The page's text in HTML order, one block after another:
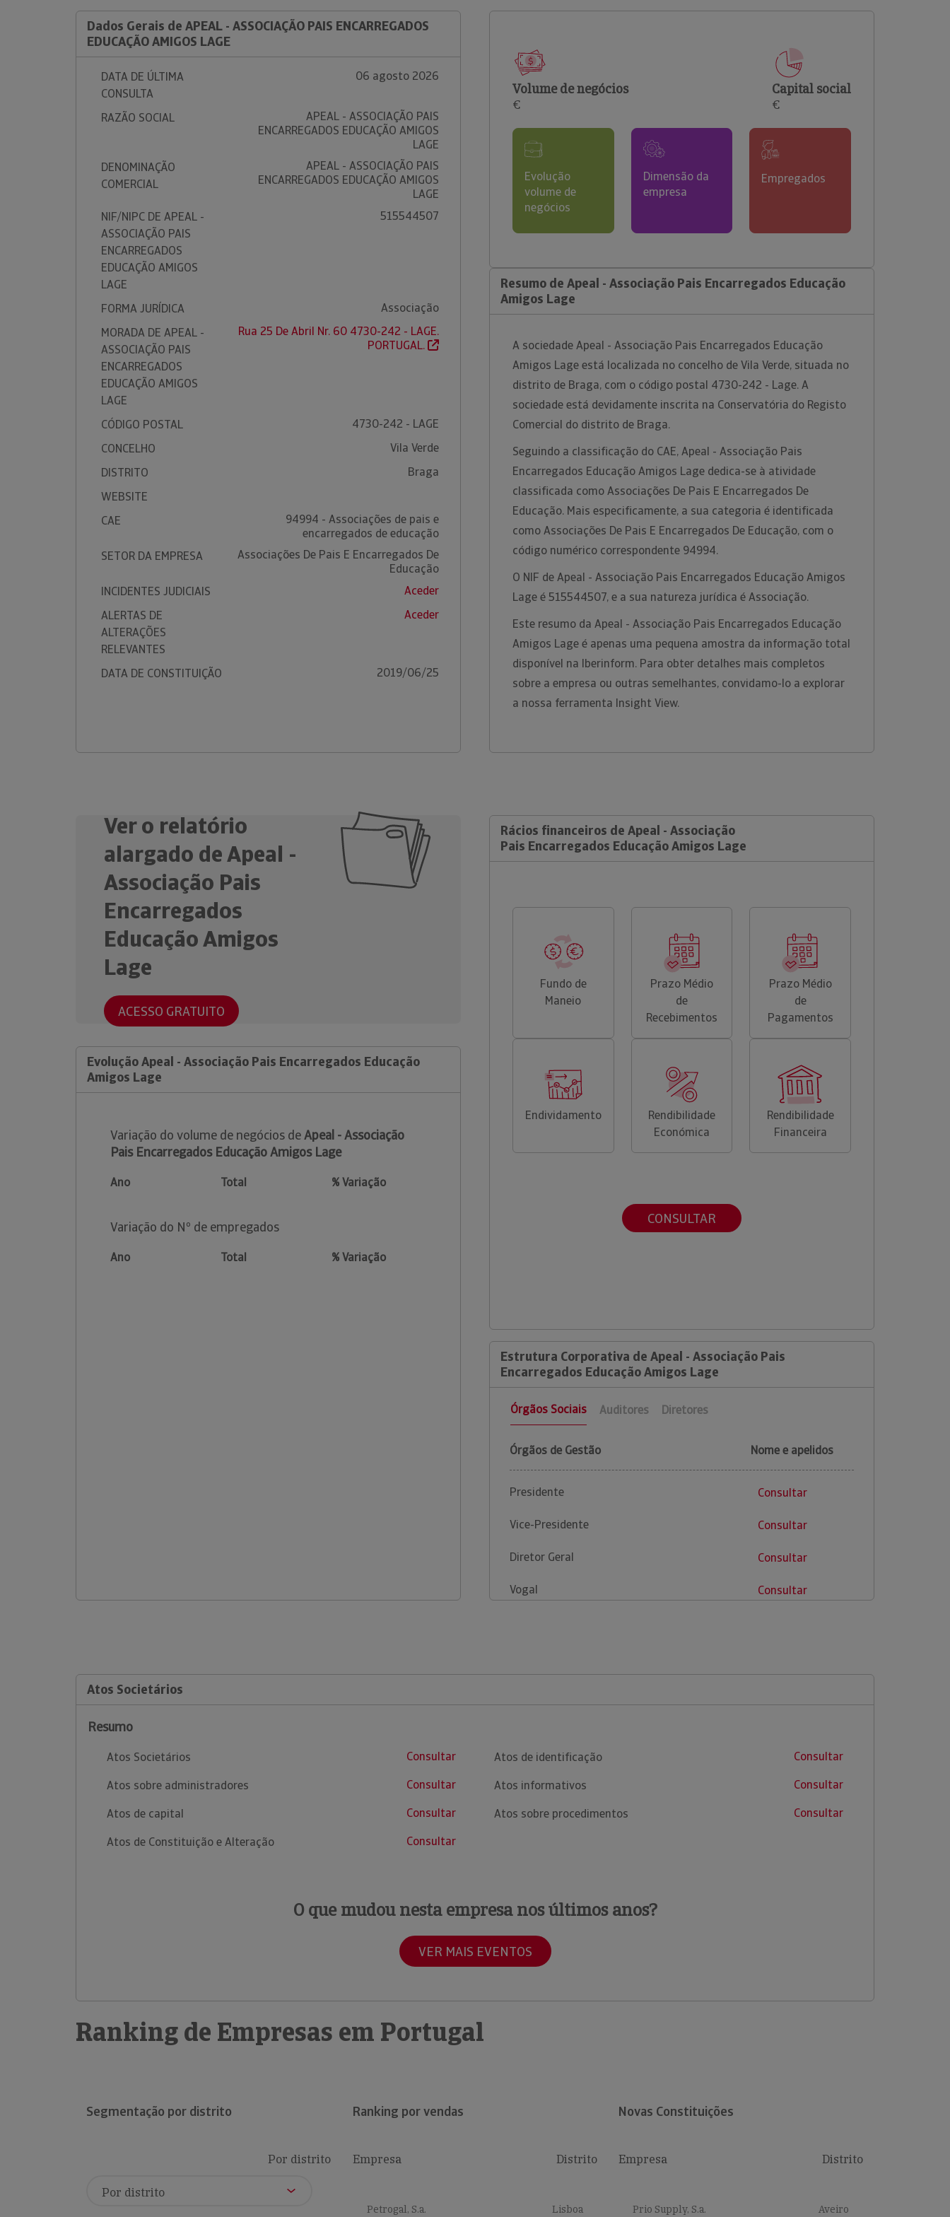
comerciais e analisar o risco de incumprimento dos
Dados Gerais de APEAL - ASSOCIAÇÃO PAIS ENCARREGADOS
EDUCAÇÃO AMIGOS LAGE
DATA DE ÚLTIMA
CONSULTA
06 agosto 2026
RAZÃO SOCIAL
APEAL - ASSOCIAÇÃO PAIS
ENCARREGADOS EDUCAÇÃO AMIGOS
LAGE
DENOMINAÇÃO
COMERCIAL
APEAL - ASSOCIAÇÃO PAIS
ENCARREGADOS EDUCAÇÃO AMIGOS
LAGE
NIF/NIPC DE APEAL -
ASSOCIAÇÃO PAIS
ENCARREGADOS
EDUCAÇÃO AMIGOS
LAGE
515544507
FORMA JURÍDICA
Associação
MORADA DE APEAL -
ASSOCIAÇÃO PAIS
ENCARREGADOS
EDUCAÇÃO AMIGOS
LAGE
Rua 25 De Abril Nr. 60 4730-242 - LAGE.
PORTUGAL.
CÓDIGO POSTAL
4730-242 - LAGE
CONCELHO
Vila Verde
DISTRITO
Braga
WEBSITE
CAE
94994 - Associações de pais e
encarregados de educação
SETOR DA EMPRESA
Associações De Pais E Encarregados De
Educação
INCIDENTES JUDICIAIS
Aceder
ALERTAS DE
ALTERAÇÕES
RELEVANTES
Aceder
DATA DE CONSTITUIÇÃO 2019/06/25
Volume de negócios
€
Capital social
€
Evolução
volume de
negócios
Dimensão da
empresa
Empregados
Resumo de Apeal - Associação Pais Encarregados Educação
Amigos Lage
A sociedade Apeal - Associação Pais Encarregados Educação
Amigos Lage está localizada no concelho de Vila Verde, situada no
distrito de Braga, com o código postal 4730-242 - Lage. A
sociedade está devidamente inscrita na Conservatória do Registo
Comercial do distrito de Braga.
Seguindo a classificação do CAE, Apeal - Associação Pais
Encarregados Educação Amigos Lage dedica-se à atividade
classificada como Associações De Pais E Encarregados De
Educação. Mais especificamente, a sua categoria é identificada
como Associações De Pais E Encarregados De Educação, com o
código numérico correspondente 94994.
O NIF de Apeal - Associação Pais Encarregados Educação Amigos
Lage é 515544507, e a sua natureza jurídica é Associação.
Este resumo da Apeal - Associação Pais Encarregados Educação
Amigos Lage é apenas uma pequena amostra da informação total
disponível na Iberinform. Para obter detalhes mais completos
sobre a empresa ou outras semelhantes, convidamo-lo a explorar
a nossa ferramenta Insight View.
Ver o relatório
alargado de Apeal -
Associação Pais
Encarregados
Educação Amigos
Lage
ACESSO GRATUITO
Evolução Apeal - Associação Pais Encarregados Educação
Amigos Lage
Variação do volume de negócios de Apeal - Associação
Pais Encarregados Educação Amigos Lage
Ano Total % Variação
Variação do Nº de empregados
Ano Total % Variação
Rácios financeiros de Apeal - Associação
Pais Encarregados Educação Amigos Lage
Fundo de
Maneio
Prazo Médio
de
Recebimentos
Prazo Médio
de
Pagamentos
Endividamento
Rendibilidade
Económica
Rendibilidade
Financeira
CONSULTAR
Estrutura Corporativa de Apeal - Associação Pais
Encarregados Educação Amigos Lage
Órgãos Sociais Auditores Diretores
Órgãos de Gestão Nome e apelidos
Presidente Consultar
Vice-Presidente Consultar
Diretor Geral Consultar
Vogal Consultar
Atos Societários
Resumo
Atos Societários
Consultar
Atos sobre administradores
Consultar
Atos de capital
Consultar
Atos de Constituição e Alteração
Consultar
Atos de identificação
Consultar
Atos informativos
Consultar
Atos sobre procedimentos
Consultar
O que mudou nesta empresa nos últimos anos?
VER MAIS EVENTOS
Ranking de Empresas em Portugal
Segmentação por distrito
Por distrito
Ranking por vendas
Empresa Distrito
Petrogal, S.a. Lisboa
Novas Constituições
Empresa Distrito
Prio Supply, S.a. Aveiro